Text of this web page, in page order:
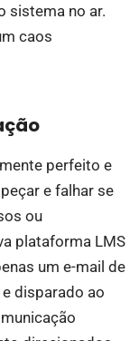
sistema no ar.
caos
perfeito e
e falhar se
ou
plataforma LMS
um e-mail de
disparado ao